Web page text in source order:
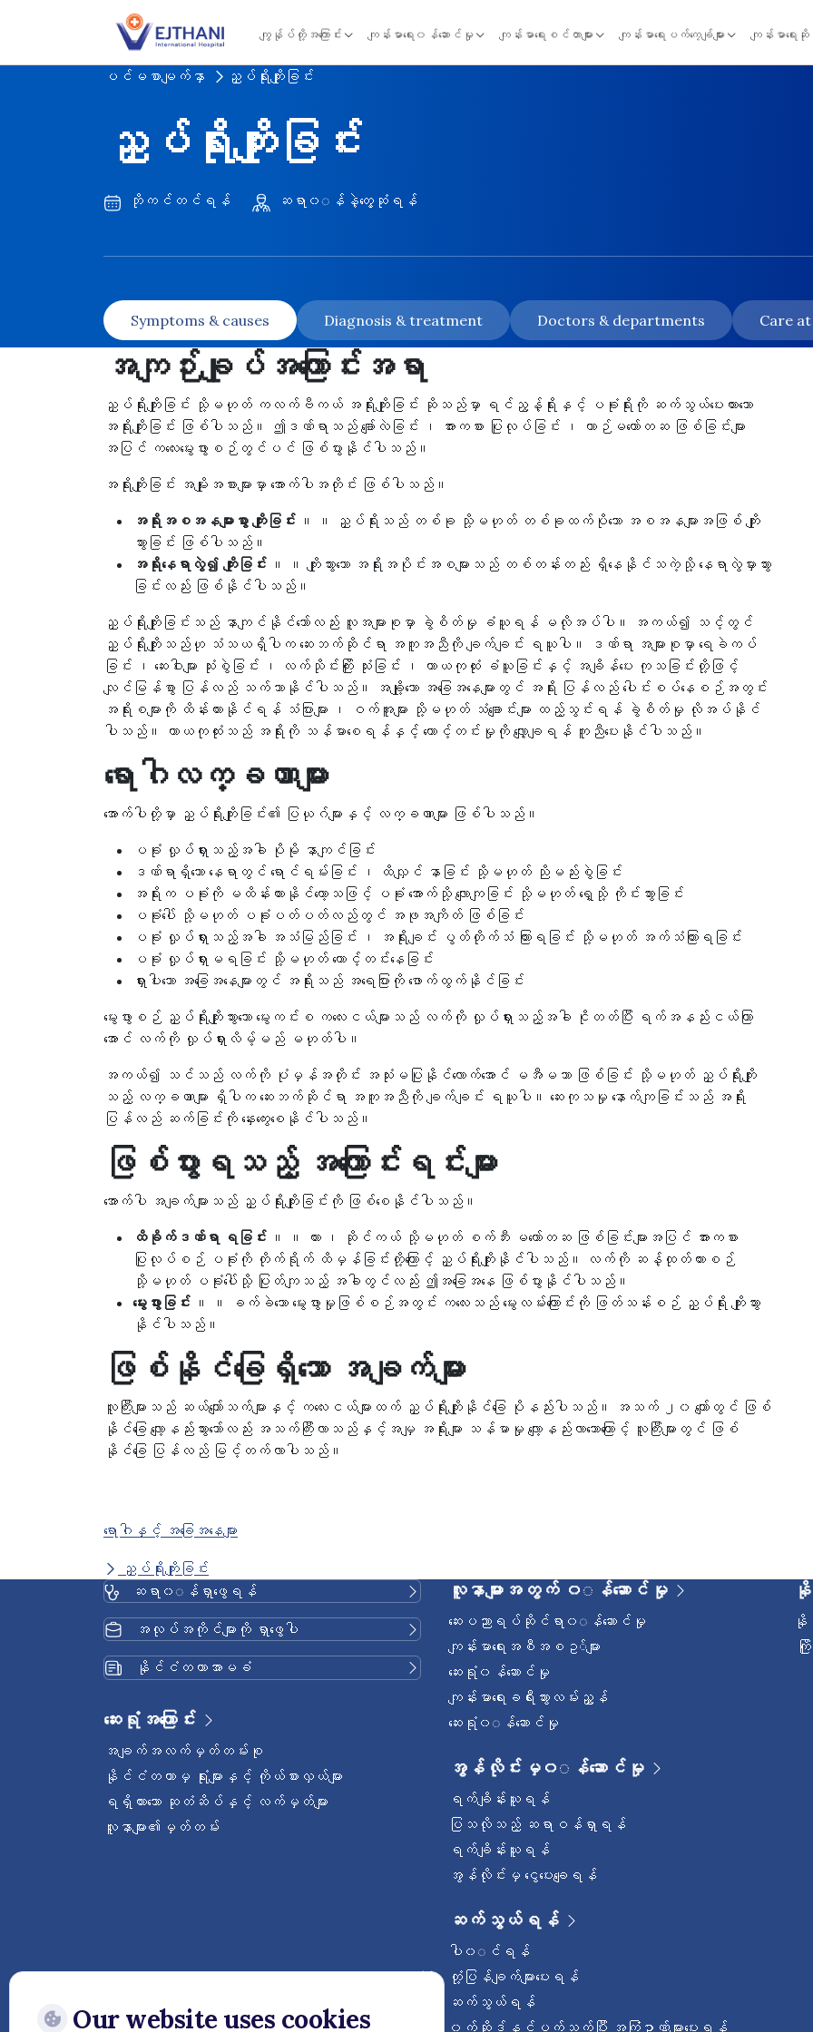
ကျွန်ုပ်တို့အကြောင်း ကျန်းမာရေး၀န်ဆောင်မှု ကျန်းမာရေးစင်တာများ ကျန်းမာရေးပက်ကေ့ချ်များ ကျန်းမာရေ
ပင်မစာမျက်နှာ ညှပ်ရိုးကျိုးခြင်း
ညှပ်ရိုးကျိုးခြင်း
ဘိုကင်တင်ရန် ဆရာ၀◌န်နဲ့တွေ့ဆုံရန်
Symptoms & causes Diagnosis & treatment Doctors & departments Care
အကျဉ်းချုပ်အကြောင်းအရာ
ညှပ်ရိုးကျိုးခြင်း သို့မဟုတ် ကလက်ဗီကယ် အရိုးကျိုးခြင်း ဆိုသည်မှာ ရင်ညွန့်ရိုးနှင့် ပခုံးရိုးကို ဆက်သွယ်ပေးထားသော
အရိုးကျိုးခြင်း ဖြစ်ပါသည်။ ဤဒဏ်ရာသည် ချော်လဲခြင်း ၊ အားကစား ပြုလုပ်ခြင်း ၊ ယာဉ်မတော်တဆ ဖြစ်ခြင်းများ
အပြင် ကလေးမွေးဖွားစဉ်တွင်ပင် ဖြစ်ပွားနိုင်ပါသည်။
အရိုးကျိုးခြင်း အမျိုးအစားများမှာ အောက်ပါအတိုင်း ဖြစ်ပါသည်။
အရိုးအစအနများစွာ ကျိုးခြင်း ။ ။ ညှပ်ရိုးသည် တစ်ခု သို့မဟုတ် တစ်ခုထက်ပိုသော အစအနများအဖြစ် ကျိုး
သွားခြင်း ဖြစ်ပါသည်။
အရိုးနေရာလွဲ၍ ကျိုးခြင်း ။ ။ ကျိုးသွားသော အရိုးအပိုင်းအစများသည် တစ်တန်းတည်း ရှိနေနိုင်သကဲ့သို့ နေရာလွဲမှားသွား
ခြင်းလည်း ဖြစ်နိုင်ပါသည်။
ညှပ်ရိုးကျိုးခြင်းသည် နာကျင်နိုင်သော်လည်း လူအများစုမှာ ခွဲစိတ်မှု ခံယူရန် မလိုအပ်ပါ။ အကယ်၍ သင့်တွင်
ညှပ်ရိုးကျိုးသည်ဟု သံသယရှိပါက ဆေးဘက်ဆိုင်ရာ အကူအညီကို ချက်ချင်း ရယူပါ။ ဒဏ်ရာ အများစုမှာ ရေခဲကပ်
ခြင်း ၊ ဆေးဝါးများ သုံးစွဲခြင်း ၊ လက်သိုင်းကြိုး သုံးခြင်း ၊ ကာယကုထုံး ခံယူခြင်းနှင့် အချိန်ပေး ကုသခြင်းတို့ဖြင့်
လျင်မြန်စွာ ပြန်လည် သက်သာနိုင်ပါသည်။ အချို့သော အခြေအနေများတွင် အရိုး ပြန်လည် ပေါင်းစပ်နေစဉ်အတွင်း
အရိုးစများကို ထိန်းထားနိုင်ရန် သံပြားများ ၊ ဝက်အူများ သို့မဟုတ် သံချောင်းများ ထည့်သွင်းရန် ခွဲစိတ်မှု လိုအပ်နိုင်
ပါသည်။ ကာယကုထုံးသည် အရိုးကို သန်မာစေရန်နှင့် တောင့်တင်းမှုကို လျှော့ချရန် ကူညီပေးနိုင်ပါသည်။
ရောဂါလက္ခဏာများ
အောက်ပါတို့မှာ ညှပ်ရိုးကျိုးခြင်း၏ ပြယုဂ်များနှင့် လက္ခဏာများ ဖြစ်ပါသည်။
ပခုံး လှုပ်ရှားသည့်အခါ ပိုမို နာကျင်ခြင်း
ဒဏ်ရာရှိသော နေရာတွင် ရောင်ရမ်းခြင်း ၊ ထိလျှင် နာခြင်း သို့မဟုတ် ညိုမည်းစွဲခြင်း
အရိုးက ပခုံးကို မထိန်းထားနိုင်တော့သဖြင့် ပခုံး အောက်သို့ လျောကျခြင်း သို့မဟုတ် ရှေ့သို့ ကိုင်းသွားခြင်း
ပခုံးပေါ် သို့မဟုတ် ပခုံးပတ်ပတ်လည်တွင် အဖုအကျိတ် ဖြစ်ခြင်း
ပခုံး လှုပ်ရှားသည့်အခါ အသံမြည်ခြင်း ၊ အရိုးချင်း ပွတ်တိုက်သံ ကြားရခြင်း သို့မဟုတ် အက်သံကြားရခြင်း
ပခုံး လှုပ်ရှားမရခြင်း သို့မဟုတ် တောင့်တင်းနေခြင်း
ရှားပါးသော အခြေအနေများတွင် အရိုးသည် အရေပြားကို ဖောက်ထွက်နိုင်ခြင်း
မွေးဖွားစဉ် ညှပ်ရိုးကျိုးသွားသော မွေးကင်းစ ကလေးငယ်များသည် လက်ကို လှုပ်ရှားသည့်အခါ ငိုတတ်ပြီး ရက်အနည်းငယ်ကြာ
အောင် လက်ကို လှုပ်ရှားလိမ့်မည် မဟုတ်ပါ။
အကယ်၍ သင်သည် လက်ကို ပုံမှန်အတိုင်း အသုံးမပြုနိုင်လောက်အောင် မအီမသာ ဖြစ်ခြင်း သို့မဟုတ် ညှပ်ရိုးကျိုး
သည့် လက္ခဏာများ ရှိပါက ဆေးဘက်ဆိုင်ရာ အကူအညီကို ချက်ချင်း ရယူပါ။ ဆေးကုသမှု နောက်ကျခြင်းသည် အရိုး
ပြန်လည် ဆက်ခြင်းကို နှေးကွေးစေနိုင်ပါသည်။
ဖြစ်ပွားရသည့် အကြောင်းရင်းများ
အောက်ပါ အချက်များသည် ညှပ်ရိုးကျိုးခြင်းကို ဖြစ်စေနိုင်ပါသည်။
ထိခိုက်ဒဏ်ရာ ရခြင်း ။ ။ ကား ၊ ဆိုင်ကယ် သို့မဟုတ် စက်ဘီး မတော်တဆ ဖြစ်ခြင်းများအပြင် အားကစား
ပြုလုပ်စဉ် ပခုံးကို တိုက်ရိုက် ထိမှန်ခြင်းတို့ကြောင့် ညှပ်ရိုးကျိုးနိုင်ပါသည်။ လက်ကို ဆန့်ထုတ်ထားစဉ်
သို့မဟုတ် ပခုံးပေါ်သို့ ပြုတ်ကျသည့် အခါတွင်လည်း ဤအခြေအနေ ဖြစ်ပွားနိုင်ပါသည်။
မွေးဖွားခြင်း ။ ။ ခက်ခဲသော မွေးဖွားမှုဖြစ်စဉ်အတွင်း ကလေးသည် မွေးလမ်းကြောင်းကို ဖြတ်သန်းစဉ် ညှပ်ရိုး ကျိုးသွား
နိုင်ပါသည်။
ဖြစ်နိုင်ခြေရှိသော အချက်များ
လူကြီးများသည် ဆယ်ကျော်သက်များနှင့် ကလေးငယ်များထက် ညှပ်ရိုးကျိုးနိုင်ခြေ ပိုနည်းပါသည်။ အသက် ၂၀ ကျော်တွင် ဖြစ်
နိုင်ခြေ လျော့နည်းသွားသော်လည်း အသက်ကြီးလာသည်နှင့်အမျှ အရိုးများ သန်မာမှု လျော့နည်းလာသောကြောင့် လူကြီးများတွင် ဖြစ်
နိုင်ခြေ ပြန်လည် မြင့်တက်လာပါသည်။
ရောဂါနှင့် အခြေအနေများ
ညှပ်ရိုးကျိုးခြင်း
ဆရာ၀◌န်ရှာဖွေရန်
အလုပ်အကိုင်များကို ရှာဖွေပါ
နိုင်ငံတကာအာမခံ
ဆေးရုံအကြောင်း
အချက်အလက်မှတ်တမ်းစု
နိုင်ငံတကာမှ ရုံးများနှင့် ကိုယ်စားလှယ်များ
ရရှိထားသော ဆုတံဆိပ်နှင့် လက်မှတ်များ
လူနာများ၏မှတ်တမ်း
လူနာများအတွက် ၀◌န်ဆောင်မှု
ဆေးပညာရပ်ဆိုင်ရာ၀◌န်ဆောင်မှု
ကျန်းမာရေးအစီအစဥ◌်များ
ဆေးရုံ၀န်ဆောင်မှု
ကျန်းမာရေးခရီးသွားလမ်းညွှန်
ဆေးရုံ၀◌န်ဆောင်မှု
အွန်လိုင်းမှ၀◌န်ဆောင်မှု
ရက်ချိန်းယူရန်
ပြသလိုသည့် ဆရာဝန်ရှာရန်
ရက်ချိန်းယူရန်
အွန်လိုင်းမှ ငွေပေးချေရန်
ဆက်သွယ်ရန်
ပါ၀◌င်ရန်
တုံ့ပြန်ချက်များပေးရန်
ဆက်သွယ်ရန်
၀က်ဆိုဒ်နှင့်ပက်သက်ပြီး အကြံဥာဏ်များပေးရန်
နို
Our website uses cookies